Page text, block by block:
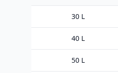
30 L
40 L
50 L